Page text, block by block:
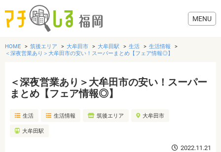
グルメ
美容・健康
HOME 筑後エリア 大牟田市 大牟田駅 生活
生活情報
＜深夜営業あり＞大牟田市の安い！スーパーまとめ【フェア情報◎】
＜深夜営業あり＞大牟田市の安い！スーパー
まとめ【フェア情報◎】
生活 生活情報 筑後エリア 大牟田市
大牟田駅
2022.11.21